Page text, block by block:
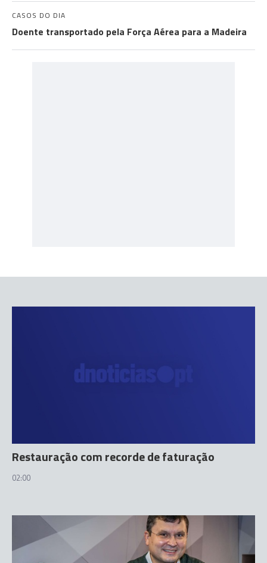
CASOS DO DIA
Doente transportado pela Força Aérea para a Madeira
Restauração com recorde de faturação
02:00